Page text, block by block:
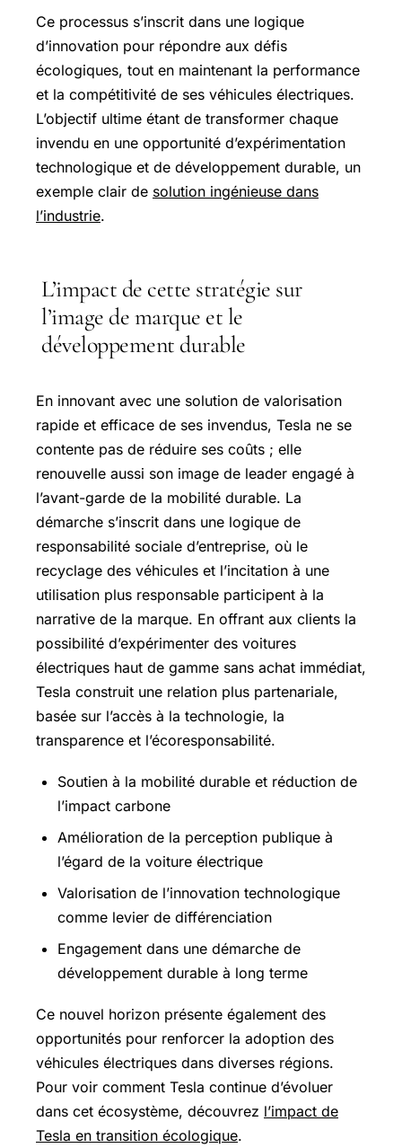
Ce processus s’inscrit dans une logique
d’innovation pour répondre aux défis
écologiques, tout en maintenant la performance
et la compétitivité de ses véhicules électriques.
L’objectif ultime étant de transformer chaque
invendu en une opportunité d’expérimentation
technologique et de développement durable, un
exemple clair de solution ingénieuse dans
l’industrie.
L’impact de cette stratégie sur
l’image de marque et le
développement durable
En innovant avec une solution de valorisation
rapide et efficace de ses invendus, Tesla ne se
contente pas de réduire ses coûts ; elle
renouvelle aussi son image de leader engagé à
l’avant-garde de la mobilité durable. La
démarche s’inscrit dans une logique de
responsabilité sociale d’entreprise, où le
recyclage des véhicules et l’incitation à une
utilisation plus responsable participent à la
narrative de la marque. En offrant aux clients la
possibilité d’expérimenter des voitures
électriques haut de gamme sans achat immédiat,
Tesla construit une relation plus partenariale,
basée sur l’accès à la technologie, la
transparence et l’écoresponsabilité.
Soutien à la mobilité durable et réduction de
l’impact carbone
Amélioration de la perception publique à
l’égard de la voiture électrique
Valorisation de l’innovation technologique
comme levier de différenciation
Engagement dans une démarche de
développement durable à long terme
Ce nouvel horizon présente également des
opportunités pour renforcer la adoption des
véhicules électriques dans diverses régions.
Pour voir comment Tesla continue d’évoluer
dans cet écosystème, découvrez l’impact de
Tesla en transition écologique.